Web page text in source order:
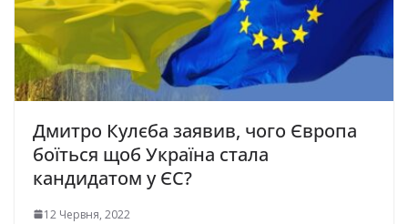
Дмитро Кулєба заявив, чого Європа
боїться щоб Україна стала
кандидатом у ЄС?
12 Червня, 2022